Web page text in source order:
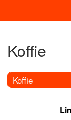
Koffie
Koffie